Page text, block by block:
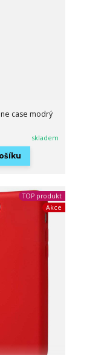
case modrý
skladem
TOP produkt
Akce